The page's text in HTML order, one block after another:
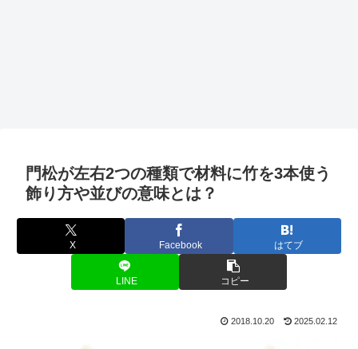
門松が左右2つの種類で材料に竹を3本使う
飾り方や並びの意味とは？
X Facebook はてブ
LINE コピー
2018.10.20 2025.02.12